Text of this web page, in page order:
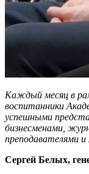
Каждый месяц в
воспитанники
успешными
бизнесменами,
преподавателями
Сергей Белых,